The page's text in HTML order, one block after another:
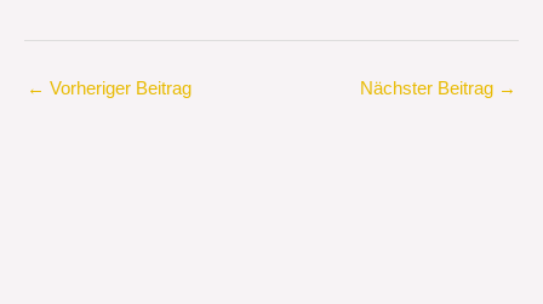
← Vorheriger Beitrag Nächster Beitrag →